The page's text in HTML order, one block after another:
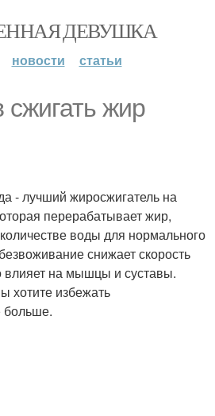
ДЕВУШКА
новости статьи
сжигать жир
- лучший жиросжигатель на
перерабатывает жир,
воды для нормального
снижает скорость
влияет на мышцы и суставы.
хотите избежать
больше.